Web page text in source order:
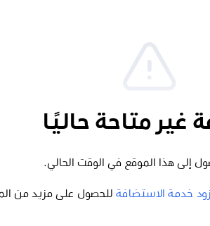
غير متاحة حاليًا
إلى هذا الموقع في الوقت الحالي.
خدمة الاستضافة للحصول على مزيد من